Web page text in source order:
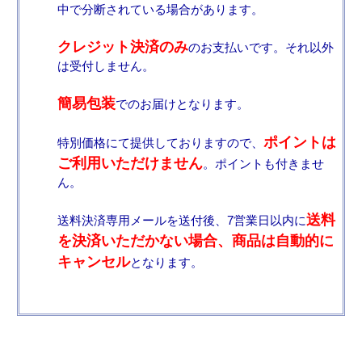
中で分断されている場合があります。
クレジット決済のみのお支払いです。それ以外
は受付しません。
簡易包装でのお届けとなります。
特別価格にて提供しておりますので、 ポイントは
ご利用いただけません。ポイントも付きませ
ん。
送料決済専用メールを送付後、7営業日以内に送料
を決済いただかない場合、商品は自動的に
キャンセルとなります。